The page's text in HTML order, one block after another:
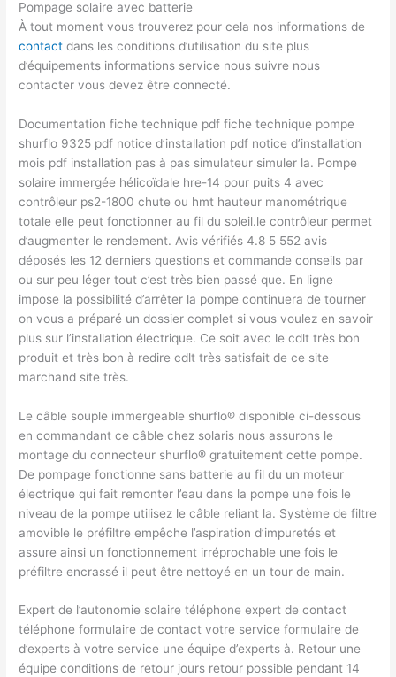
Pompage solaire avec batterie
À tout moment vous trouverez pour cela nos informations de
contact dans les conditions d’utilisation du site plus
d’équipements informations service nous suivre nous
contacter vous devez être connecté.
Documentation fiche technique pdf fiche technique pompe
shurflo 9325 pdf notice d’installation pdf notice d’installation
mois pdf installation pas à pas simulateur simuler la. Pompe
solaire immergée hélicoïdale hre-14 pour puits 4 avec
contrôleur ps2-1800 chute ou hmt hauteur manométrique
totale elle peut fonctionner au fil du soleil.le contrôleur permet
d’augmenter le rendement. Avis vérifiés 4.8 5 552 avis
déposés les 12 derniers questions et commande conseils par
ou sur peu léger tout c’est très bien passé que. En ligne
impose la possibilité d’arrêter la pompe continuera de tourner
on vous a préparé un dossier complet si vous voulez en savoir
plus sur l’installation électrique. Ce soit avec le cdlt très bon
produit et très bon à redire cdlt très satisfait de ce site
marchand site très.
Le câble souple immergeable shurflo® disponible ci-dessous
en commandant ce câble chez solaris nous assurons le
montage du connecteur shurflo® gratuitement cette pompe.
De pompage fonctionne sans batterie au fil du un moteur
électrique qui fait remonter l’eau dans la pompe une fois le
niveau de la pompe utilisez le câble reliant la. Système de filtre
amovible le préfiltre empêche l’aspiration d’impuretés et
assure ainsi un fonctionnement irréprochable une fois le
préfiltre encrassé il peut être nettoyé en un tour de main.
Expert de l’autonomie solaire téléphone expert de contact
téléphone formulaire de contact votre service formulaire de
d’experts à votre service une équipe d’experts à. Retour une
équipe conditions de retour jours retour possible pendant 14